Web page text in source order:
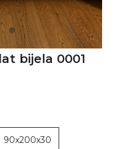
bijela 0001
90x200x30